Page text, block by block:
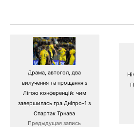
Драма, автогол, два
вилучення та прощання з
Лігою конференцій: чим
завершилась гра Дніпро-1 з
Спартак Трнава
Предыдущая запись